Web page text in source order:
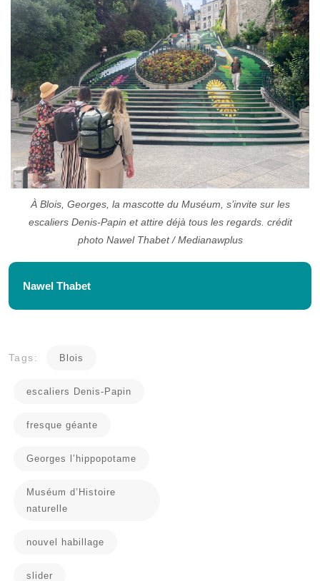
À Blois, Georges, la mascotte du Muséum, s’invite sur les
escaliers Denis-Papin et attire déjà tous les regards. crédit
photo Nawel Thabet / Medianawplus
Nawel Thabet
Tags: Blois
escaliers Denis-Papin
fresque géante
Georges l’hippopotame
Muséum d’Histoire
naturelle
nouvel habillage
slider